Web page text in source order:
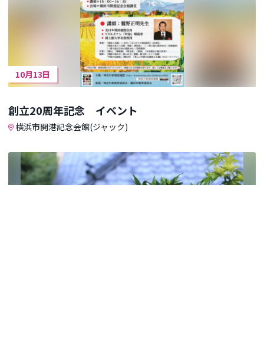
10月13日
創立20周年記念 イベント
横浜市開港記念会館(ジャック)